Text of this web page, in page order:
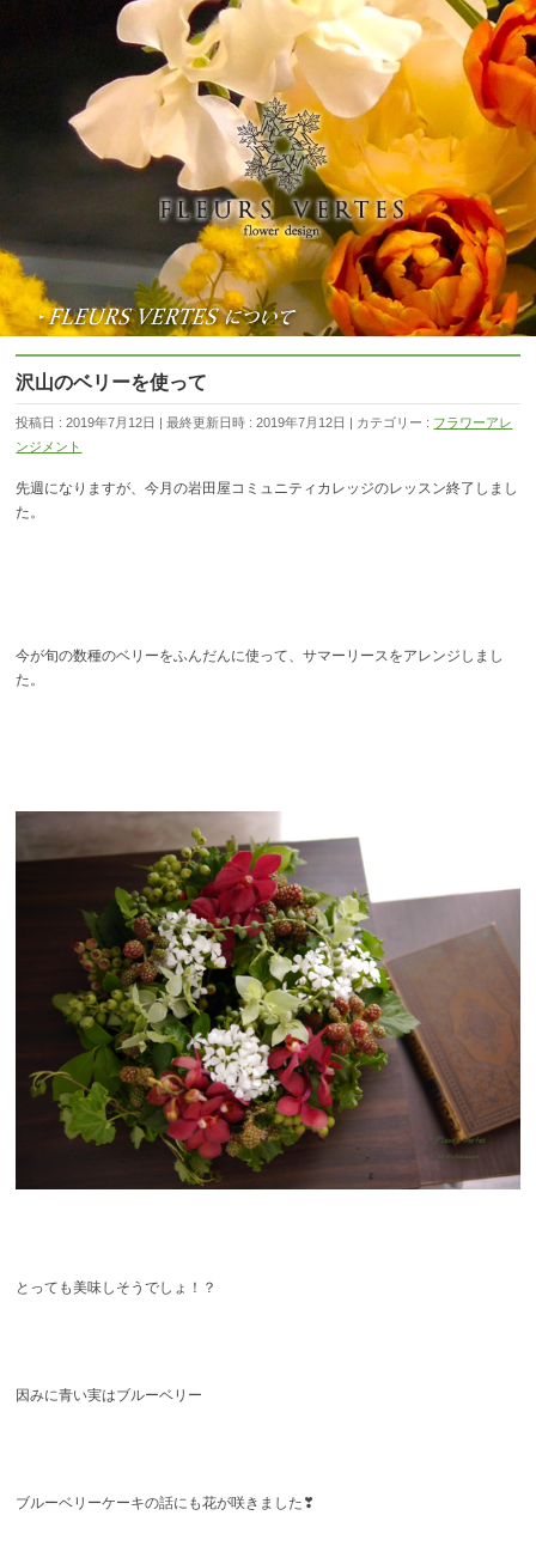
沢山のベリーを使って
投稿日 : 2019年7月12日 最終更新日時 : 2019年7月12日 カテゴリー : フラワーアレ
ンジメント
先週になりますが、今月の岩田屋コミュニティカレッジのレッスン終了しまし
た。
今が旬の数種のベリーをふんだんに使って、サマーリースをアレンジしまし
た。
とっても美味しそうでしょ！？
因みに青い実はブルーベリー
ブルーベリーケーキの話にも花が咲きました❣